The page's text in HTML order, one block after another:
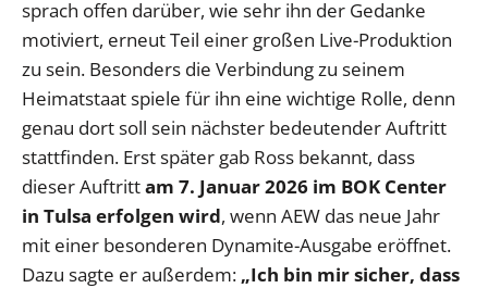
sprach offen darüber, wie sehr ihn der Gedanke
motiviert, erneut Teil einer großen Live-Produktion
zu sein. Besonders die Verbindung zu seinem
Heimatstaat spiele für ihn eine wichtige Rolle, denn
genau dort soll sein nächster bedeutender Auftritt
stattfinden. Erst später gab Ross bekannt, dass
dieser Auftrittam 7. Januar 2026 im BOK Center
in Tulsa erfolgen wird, wenn AEW das neue Jahr
mit einer besonderen Dynamite-Ausgabe eröffnet.
Dazu sagte er außerdem: „Ich bin mir sicher, dass